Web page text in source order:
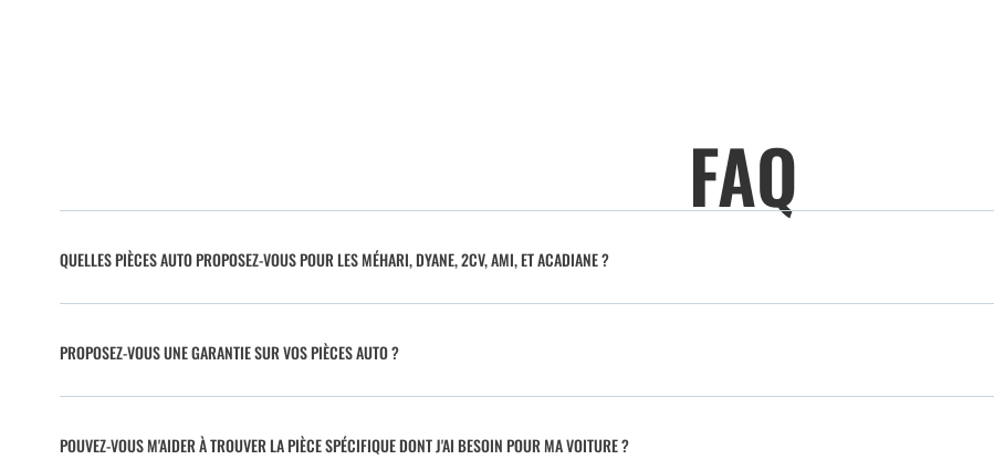
FAQ
QUELLES PIÈCES AUTO PROPOSEZ-VOUS POUR LES MÉHARI, DYANE, 2CV, AMI, ET ACADIANE ?
PROPOSEZ-VOUS UNE GARANTIE SUR VOS PIÈCES AUTO ?
POUVEZ-VOUS M'AIDER À TROUVER LA PIÈCE SPÉCIFIQUE DONT J'AI BESOIN POUR MA VOITURE ?